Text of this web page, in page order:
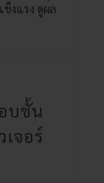
ข็งแรง ดูผล
บชั้น
จอร์